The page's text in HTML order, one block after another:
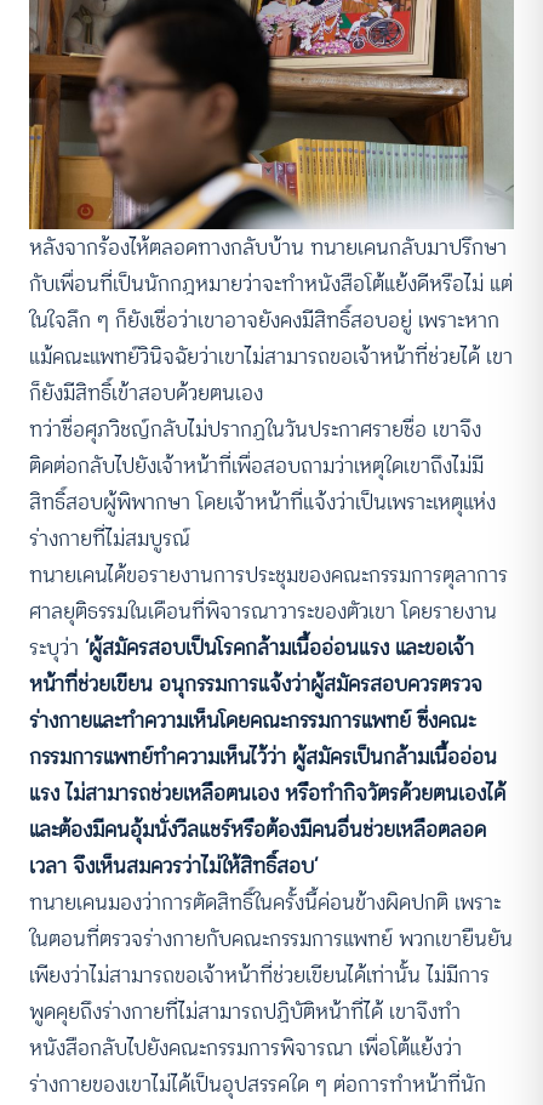
หลังจากร้องไห้ตลอดทางกลับบ้าน ทนายเคนกลับมาปรึกษา
กับเพื่อนที่เป็นนักกฎหมายว่าจะทำหนังสือโต้แย้งดีหรือไม่ แต่
ในใจลึก ๆ ก็ยังเชื่อว่าเขาอาจยังคงมีสิทธิ์สอบอยู่ เพราะหาก
แม้คณะแพทย์วินิจฉัยว่าเขาไม่สามารถขอเจ้าหน้าที่ช่วยได้ เขา
ก็ยังมีสิทธิ์เข้าสอบด้วยตนเอง
ทว่าชื่อศุภวิชญ์กลับไม่ปรากฏในวันประกาศรายชื่อ เขาจึง
ติดต่อกลับไปยังเจ้าหน้าที่เพื่อสอบถามว่าเหตุใดเขาถึงไม่มี
สิทธิ์สอบผู้พิพากษา โดยเจ้าหน้าที่แจ้งว่าเป็นเพราะเหตุแห่ง
ร่างกายที่ไม่สมบูรณ์
ทนายเคนได้ขอรายงานการประชุมของคณะกรรมการตุลาการ
ศาลยุติธรรมในเดือนที่พิจารณาวาระของตัวเขา โดยรายงาน
ระบุว่า ‘ผู้สมัครสอบเป็นโรคกล้ามเนื้ออ่อนแรง และขอเจ้า
หน้าที่ช่วยเขียน อนุกรรมการแจ้งว่าผู้สมัครสอบควรตรวจ
ร่างกายและทำความเห็นโดยคณะกรรมการแพทย์ ซึ่งคณะ
กรรมการแพทย์ทำความเห็นไว้ว่า ผู้สมัครเป็นกล้ามเนื้ออ่อน
แรง ไม่สามารถช่วยเหลือตนเอง หรือทำกิจวัตรด้วยตนเองได้
และต้องมีคนอุ้มนั่งวีลแชร์หรือต้องมีคนอื่นช่วยเหลือตลอด
เวลา จึงเห็นสมควรว่าไม่ให้สิทธิ์สอบ’
ทนายเคนมองว่าการตัดสิทธิ์ในครั้งนี้ค่อนข้างผิดปกติ เพราะ
ในตอนที่ตรวจร่างกายกับคณะกรรมการแพทย์ พวกเขายืนยัน
เพียงว่าไม่สามารถขอเจ้าหน้าที่ช่วยเขียนได้เท่านั้น ไม่มีการ
พูดคุยถึงร่างกายที่ไม่สามารถปฏิบัติหน้าที่ได้ เขาจึงทำ
หนังสือกลับไปยังคณะกรรมการพิจารณา เพื่อโต้แย้งว่า
ร่างกายของเขาไม่ได้เป็นอุปสรรคใด ๆ ต่อการทำหน้าที่นัก